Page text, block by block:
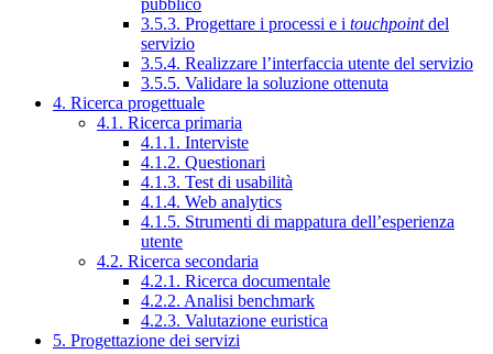
pubblico
3.5.3. Progettare i processi e i touchpointdel
servizio
3.5.4. Realizzare l’interfaccia utente del servizio
3.5.5. Validare la soluzione ottenuta
4. Ricerca progettuale
4.1. Ricerca primaria
4.1.1. Interviste
4.1.2. Questionari
4.1.3. Test di usabilità
4.1.4. Web analytics
4.1.5. Strumenti di mappatura dell’esperienza
utente
4.2. Ricerca secondaria
4.2.1. Ricerca documentale
4.2.2. Analisi benchmark
4.2.3. Valutazione euristica
5. Progettazione dei servizi